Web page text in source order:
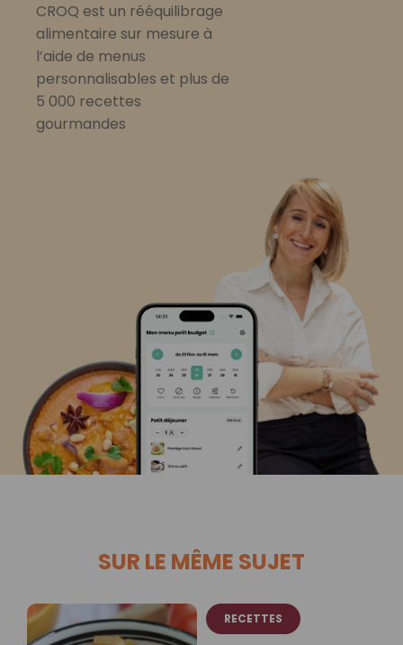
CROQ est un rééquilibrage
alimentaire sur mesure à
l’aide de menus
personnalisables et plus de
5 000 recettes
gourmandes
SUR LE MÊME SUJET
RECETTES